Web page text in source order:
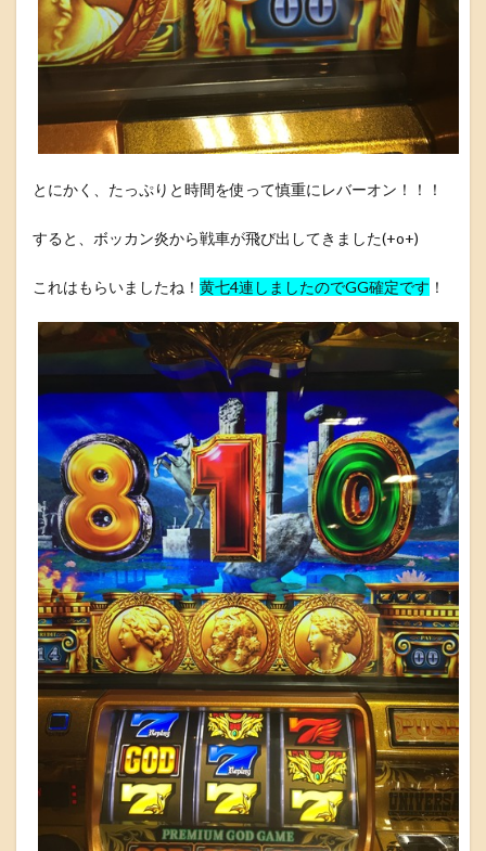
とにかく、たっぷりと時間を使って慎重にレバーオン！！！
すると、ボッカン炎から戦車が飛び出してきました(+o+)
これはもらいましたね！ 黄七4連しましたのでGG確定です ！